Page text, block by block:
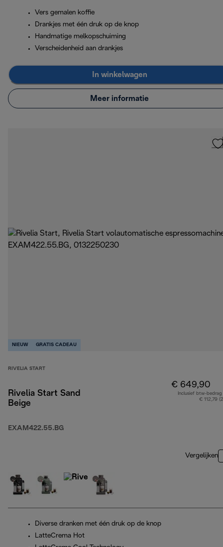
Vers gemalen koffie
Drankjes met één druk op de knop
Handmatige melkopschuiming
Verscheidenheid aan drankjes
In winkelwagen
Meer informatie
NIEUW GRATIS CADEAU
RIVELIA START
Rivelia Start Sand
Beige
EXAM422.55.BG
€ 649,90
Inclusief btw-bedrag
€ 112,79
Vergelijken
Diverse dranken met één druk op de knop
LatteCrema Hot